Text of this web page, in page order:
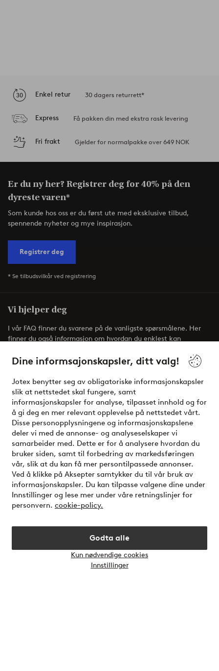
Dine informsajonskapsler, ditt valg!
Jotex benytter seg av obligatoriske informasjonskapsler
slik at nettstedet skal fungere, samt
informasjonskapsler for analyse, tilpasset innhold og for
å gi deg en mer relevant opplevelse på nettstedet vårt.
Disse personopplysningene og informasjonskapslene
deler vi med de annonse- og analyseselskaper vi
samarbeider med. Dette er for å analysere hvordan du
bruker siden, samt til forbedring av markedsføringen
vår, slik at du kan få mer persontilpassede annonser.
Ved å klikke på Aksepter samtykker du til vår bruk av
informasjonskapsler. Du kan tilpasse valgene dine under
Innstillinger og lese mer under våre retningslinjer for
personvern. cookie-policy.
Godta alle
Kun nødvendige cookies
Innstillinger
Enkel retur 30 dagers returrett*
Express Få pakken din med ekstra rask levering
Fri frakt Gjelder for normalpakke over 649 NOK
Er du ny her? Registrer deg for 40% på den
dyreste varen*
Som kunde hos oss er du først ute med eksklusive tilbud,
spennende nyheter og mye inspirasjon.
Registrer deg
* Se tilbudsvilkår ved registrering
Vi hjelper deg
I vår FAQ finner du svarene på de vanligste spørsmålene. Her
finner du også informasjon om hvordan du enklest kan
Mine sider
Om Jotex
Våre tjenester
Vilkår
Venner
Sikre betalinger - Betal direkte eller del opp